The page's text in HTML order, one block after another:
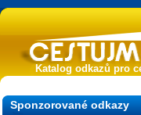
Katalog odkazů pro
Sponzorované odkazy